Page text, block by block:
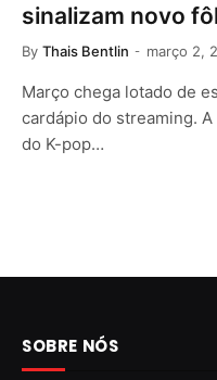
sinalizam novo
By Thais Bentlin março 2,
Março chega lotado de
cardápio do streaming.
do K-pop…
SOBRE NÓS